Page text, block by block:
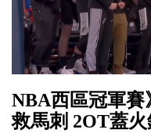
NBA西區冠軍賽
救馬刺 2OT蓋